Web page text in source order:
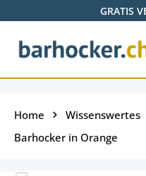
Zum Hauptinhalt springen
GRATIS
Home Wissenswertes
Barhocker in Orange